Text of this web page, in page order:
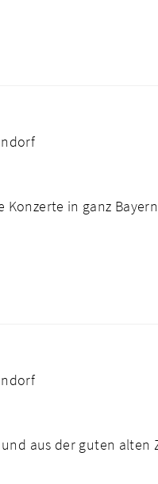
in ganz
aus der guten alten